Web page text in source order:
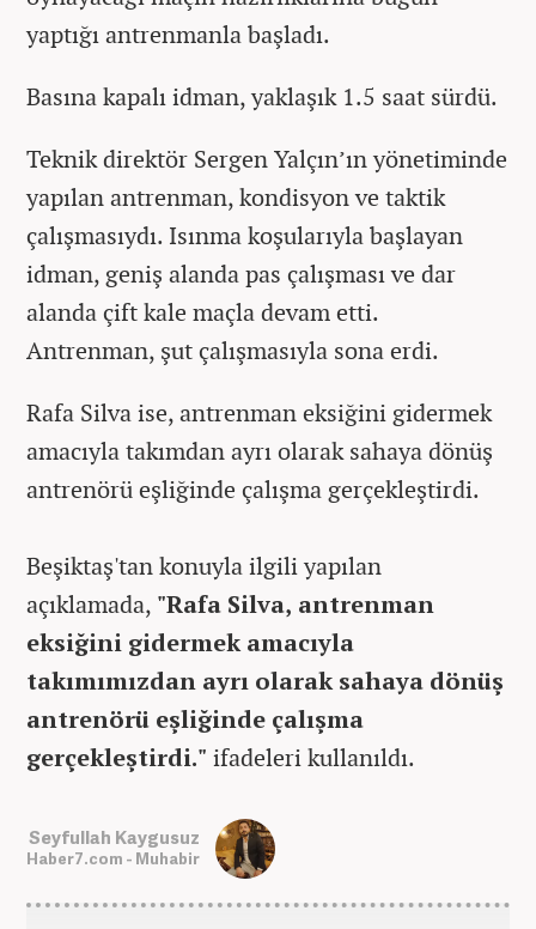
yaptığı antrenmanla başladı.
Basına kapalı idman, yaklaşık 1.5 saat sürdü.
Teknik direktör Sergen Yalçın’ın yönetiminde
yapılan antrenman, kondisyon ve taktik
çalışmasıydı. Isınma koşularıyla başlayan
idman, geniş alanda pas çalışması ve dar
alanda çift kale maçla devam etti.
Antrenman, şut çalışmasıyla sona erdi.
Rafa Silva ise, antrenman eksiğini gidermek
amacıyla takımdan ayrı olarak sahaya dönüş
antrenörü eşliğinde çalışma gerçekleştirdi.
Beşiktaş'tan konuyla ilgili yapılan
açıklamada, "Rafa Silva, antrenman
eksiğini gidermek amacıyla
takımımızdan ayrı olarak sahaya dönüş
antrenörü eşliğinde çalışma
gerçekleştirdi." ifadeleri kullanıldı.
Seyfullah Kaygusuz
Haber7.com - Muhabir